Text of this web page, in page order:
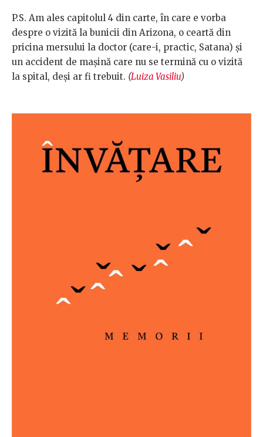
P.S. Am ales capitolul 4 din carte, în care e vorba
despre o vizită la bunicii din Arizona, o ceartă din
pricina mersului la doctor (care-i, practic, Satana) și
un accident de mașină care nu se termină cu o vizită
la spital, deși ar fi trebuit. (Luiza Vasiliu)